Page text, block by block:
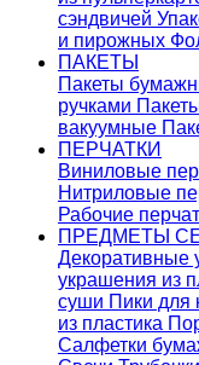
сэндвичей
и пирожных
ПАКЕТЫ
Пакеты
ручками
вакуумные
ПЕРЧАТКИ
Виниловые
Нитриловые
Рабочие
ПРЕДМЕТЫ
Декоративные
украшения из
суши Пики для
из пластика
Салфетки